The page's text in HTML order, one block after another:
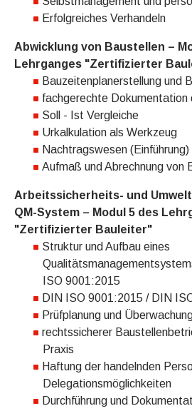
Erfolgreiches Verhandeln
Abwicklung von Baustellen –
Lehrganges "Zertifizierter
Bauzeitenplanerstellung und
fachgerechte Dokumentation
Soll - Ist Vergleiche
Urkalkulation als Werkzeug
Nachtragswesen (Einführung)
Aufmaß und Abrechnung von
Arbeitssicherheits- und
QM-System – Modul 5 des
"Zertifizierter Bauleiter"
Struktur und Aufbau eines
ISO 9001:2015
DIN ISO 9001:2015 / DIN
Prüfplanung und
rechtssicherer
Praxis
Haftung der handelnden
Delegationsmöglichkeiten
Durchführung und